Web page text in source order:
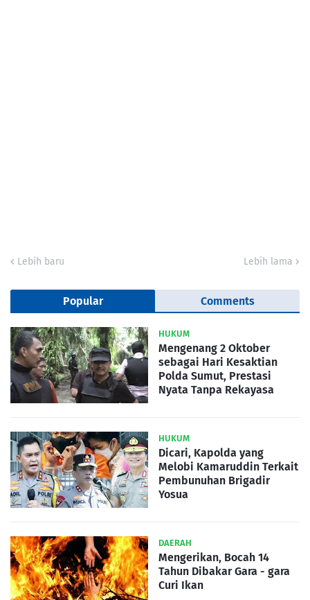
Lebih baru Lebih lama
Popular Comments
HUKUM
Mengenang 2 Oktober
sebagai Hari Kesaktian
Polda Sumut, Prestasi
Nyata Tanpa Rekayasa
HUKUM
Dicari, Kapolda yang
Melobi Kamaruddin Terkait
Pembunuhan Brigadir
Yosua
DAERAH
Mengerikan, Bocah 14
Tahun Dibakar Gara - gara
Curi Ikan